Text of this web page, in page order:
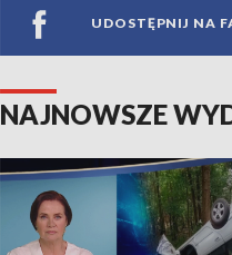
UDOSTĘPNIJ NA
NAJNOWSZE